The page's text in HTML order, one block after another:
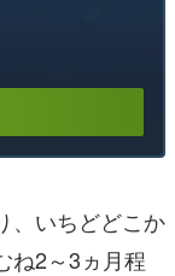
、いちどどこか
ね2～3ヵ月程